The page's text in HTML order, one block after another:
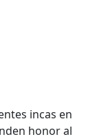
incas en
honor al